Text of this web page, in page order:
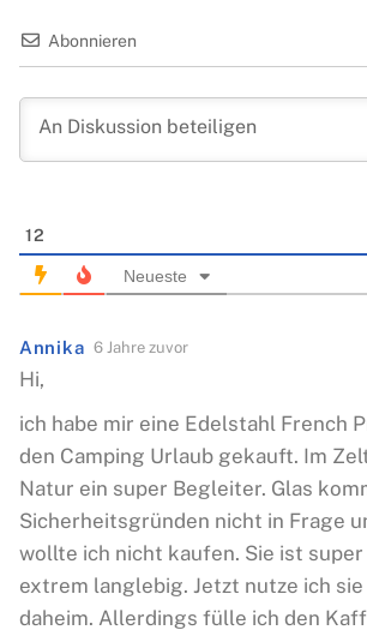
Abonnieren
12
Neueste
Annika 6 Jahre zuvor
Hi,
ich habe mir eine Edelstahl French
den Camping Urlaub gekauft. Im
Natur ein super Begleiter. Glas
Sicherheitsgründen nicht in Frage
wollte ich nicht kaufen. Sie ist
extrem langlebig. Jetzt nutze ich sie
daheim. Allerdings fülle ich den